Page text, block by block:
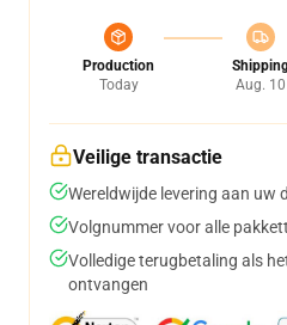
Production
Today
Aug. 10
Veilige transactie
Wereldwijde levering aan uw
Volgnummer voor alle
Volledige terugbetaling als
ontvangen